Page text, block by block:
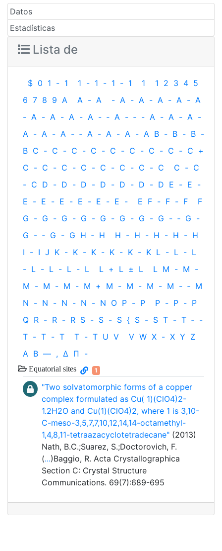
Datos
Estadísticas
Lista de
$ 0 1 - 1 1 - 1 - 1 - 1 1 1 2 3 4 5
6 7 8 9 A A - A - A - A - A - A - A
- A - A - A - A - ‐ A - ‐ - A - A - A -
A - A - A - ‐ A - A - A - A B - B - B -
B C - C - C - C - C - C - C - C - C +
C - C - C - C - C - C - C - C C - C
- C D - D - D - D - D - D - D E - E -
E - E - E - E - E - E - E F - F - F
F
G - G - G - G - G - G - G - G - ‐ G -
G - ‐ G - G H ‐ H H - H - H - H - H
I - I J K - K - K - K - K - K L - L - L
- L - L - L - L L + L ± L L M - M -
M - M - M - M + M - M - M - M - ‐ M
N - N - N - N - N O P - P P - P - P
Q R - R - R S - S - S { S - S T - T ‐ -
T - T - T T - T U V V W X - X Y Z
Α Β — , Δ Π -
Equatorial sites 1
"Two solvatomorphic forms of a copper
complex formulated as Cu( 1)(ClO4)2-
1.2H2O and Cu(1)(ClO4)2, where 1 is 3,10-
C-meso-3,5,7,7,10,12,14,14-octamethyl-
1,4,8,11-tetraazacyclotetradecane" (2013)
Nath, B.C.;Suarez, S.;Doctorovich, F.
(...)Baggio, R. Acta Crystallographica
Section C: Crystal Structure
Communications. 69(7):689-695